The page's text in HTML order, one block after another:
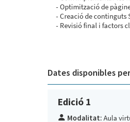
Optimització de
Creació de continguts
Revisió final i factors
Dates disponibles
Edició 1
Modalitat: Aula